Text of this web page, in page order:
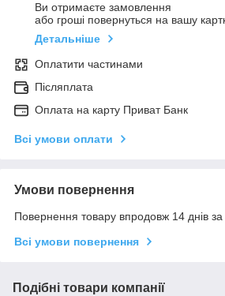
Ви отримаєте замовлення
або гроші повернуться на вашу
Детальніше
Оплатити частинами
Післяплата
Оплата на карту Приват Банк
Всі умови оплати
Умови повернення
Повернення товару впродовж 14 днів
Всі умови повернення
Подібні товари компанії